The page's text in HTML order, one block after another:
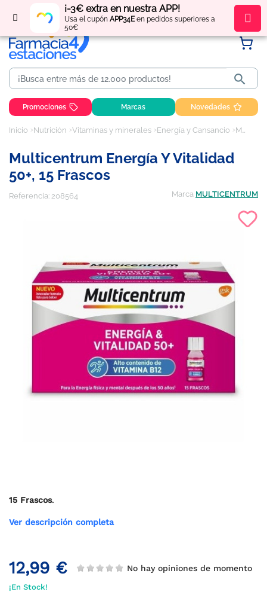
¡-3€ extra en nuestra APP!
Usa el cupón APP34Een pedidos superiores a
50€
Regístratey obténpuntos por tus compras

Promociones Marcas Novedades
Inicio Nutrición Vitaminas y minerales Energía y Cansancio Multicentrum Energía y Vitalidad 50+, 15 frascos
Multicentrum Energía Y Vitalidad
50+, 15 Frascos
Referencia: 208564 Marca MULTICENTRUM
15 Frascos.
Ver descripción completa
12,99 € No hay opiniones de momento
¡En Stock!